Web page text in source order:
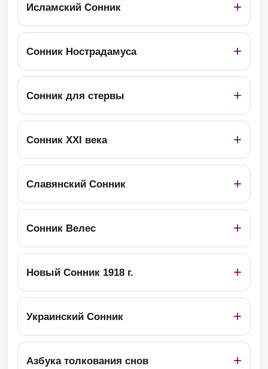
Исламский Сонник
Сонник Нострадамуса
Сонник для стервы
Сонник ХХІ века
Славянский Сонник
Сонник Велес
Новый Сонник 1918 г.
Украинский Сонник
Азбука толкования снов